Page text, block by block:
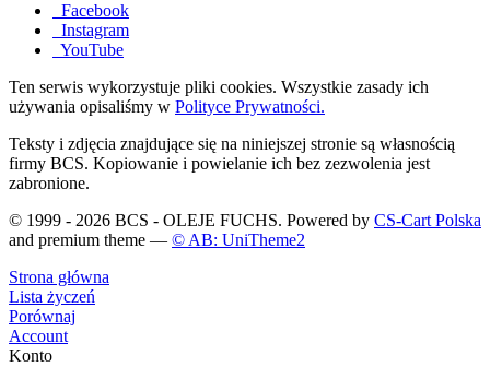
Facebook
Instagram
YouTube
Ten serwis wykorzystuje pliki cookies. Wszystkie zasady ich
używania opisaliśmy w Polityce Prywatności.
Teksty i zdjęcia znajdujące się na niniejszej stronie są własnością
firmy BCS. Kopiowanie i powielanie ich bez zezwolenia jest
zabronione.
© 1999 - 2026 BCS - OLEJE FUCHS. Powered by CS-Cart Polska
and premium theme — © AB: UniTheme2
Strona główna
Lista życzeń
Porównaj
Account
Konto